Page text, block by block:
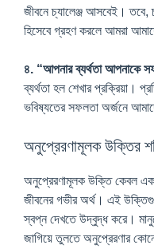
জীবনে চ্যালেঞ্জ আসবেই। তবে,
হিসেবে গ্রহণ করলে আমরা
৪. “আপনার ব্যর্থতা আপনাকে
ব্যর্থতা হল শেখার প্রক্রিয়া।
ভবিষ্যতের সফলতা অর্জনে
অনুপ্রেরণামূলক উক্তির
অনুপ্রেরণামূলক উক্তি কেবল
জীবনের গভীর অর্থ। এই
স্বপ্ন দেখতে উদ্বুদ্ধ করে।
জাগিয়ে তুলতে অনুপ্রেরণার